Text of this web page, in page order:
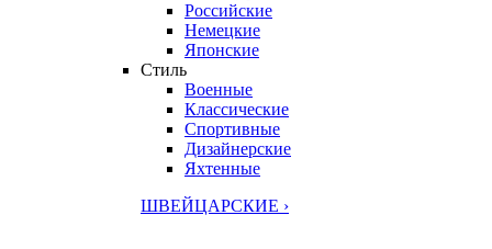
Российские
Немецкие
Японские
Стиль
Военные
Классические
Спортивные
Дизайнерские
Яхтенные
ШВЕЙЦАРСКИЕ ›